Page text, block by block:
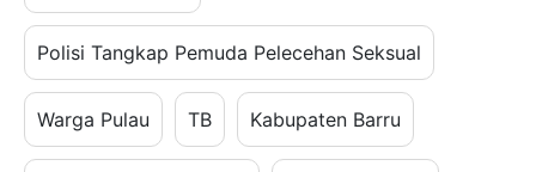
Polisi Tangkap Pemuda Pelecehan Seksual
Warga Pulau TB Kabupaten Barru